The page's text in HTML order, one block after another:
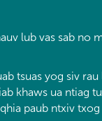
lub vas sab no
tsuas yog siv
khaws ua ntiag
paub ntxiv